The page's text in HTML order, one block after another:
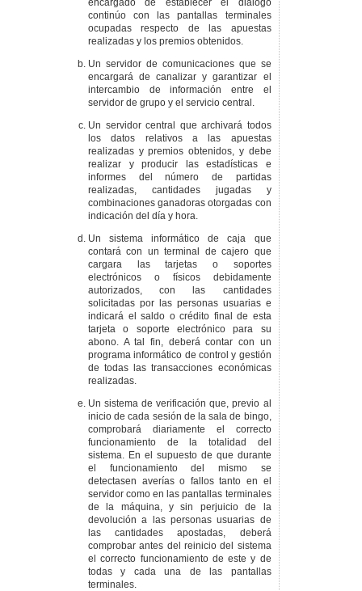
continúo con las pantallas terminales
ocupadas respecto de las apuestas
realizadas y los premios obtenidos.
Un servidor de comunicaciones que se
encargará de canalizar y garantizar el
intercambio de información entre el
servidor de grupo y el servicio central.
Un servidor central que archivará todos
los datos relativos a las apuestas
realizadas y premios obtenidos, y debe
realizar y producir las estadísticas e
informes del número de partidas
realizadas, cantidades jugadas y
combinaciones ganadoras otorgadas con
indicación del día y hora.
Un sistema informático de caja que
contará con un terminal de cajero que
cargara las tarjetas o soportes
electrónicos o físicos debidamente
autorizados, con las cantidades
solicitadas por las personas usuarias e
indicará el saldo o crédito final de esta
tarjeta o soporte electrónico para su
abono. A tal fin, deberá contar con un
programa informático de control y gestión
de todas las transacciones económicas
realizadas.
Un sistema de verificación que, previo al
inicio de cada sesión de la sala de bingo,
comprobará diariamente el correcto
funcionamiento de la totalidad del
sistema. En el supuesto de que durante
el funcionamiento del mismo se
detectasen averías o fallos tanto en el
servidor como en las pantallas terminales
de la máquina, y sin perjuicio de la
devolución a las personas usuarias de
las cantidades apostadas, deberá
comprobar antes del reinicio del sistema
el correcto funcionamiento de este y de
todas y cada una de las pantallas
terminales.